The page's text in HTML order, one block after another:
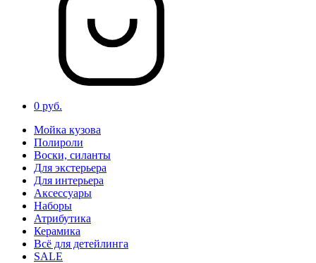
0 руб.
Мойка кузова
Полироли
Воски, силанты
Для экстерьера
Для интерьера
Аксессуары
Наборы
Атрибутика
Керамика
Всё для детейлинга
SALE